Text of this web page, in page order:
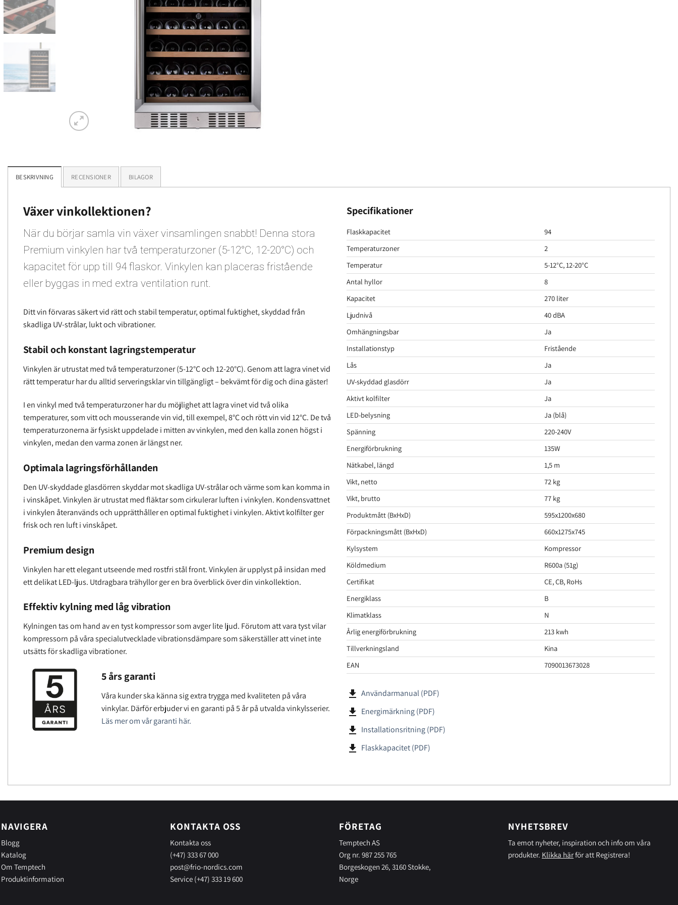
BESKRIVNING RECENSIONER BILAGOR
Växer vinkollektionen?
När du börjar samla vin växer vinsamlingen snabbt! Denna stora
Premium vinkylen har två temperaturzoner (5-12°C, 12-20°C) och
kapacitet för upp till 94 flaskor. Vinkylen kan placeras fristående
eller byggas in med extra ventilation runt.
Ditt vin förvaras säkert vid rätt och stabil temperatur, optimal fuktighet, skyddad från
skadliga UV-strålar, lukt och vibrationer.
Stabil och konstant lagringstemperatur
Vinkylen är utrustat med två temperaturzoner (5-12°C och 12-20°C). Genom att lagra vinet vid
rätt temperatur har du alltid serveringsklar vin tillgängligt – bekvämt för dig och dina gäster!
I en vinkyl med två temperaturzoner har du möjlighet att lagra vinet vid två olika
temperaturer, som vitt och mousserande vin vid, till exempel, 8°C och rött vin vid 12°C. De två
temperaturzonerna är fysiskt uppdelade i mitten av vinkylen, med den kalla zonen högst i
vinkylen, medan den varma zonen är längst ner.
Optimala lagringsförhållanden
Den UV-skyddade glasdörren skyddar mot skadliga UV-strålar och värme som kan komma in
i vinskåpet. Vinkylen är utrustat med fläktar som cirkulerar luften i vinkylen. Kondensvattnet
i vinkylen återanvänds och upprätthåller en optimal fuktighet i vinkylen. Aktivt kolfilter ger
frisk och ren luft i vinskåpet.
Premium design
Vinkylen har ett elegant utseende med rostfri stål front. Vinkylen är upplyst på insidan med
ett delikat LED-ljus. Utdragbara trähyllor ger en bra överblick över din vinkollektion.
Effektiv kylning med låg vibration
Kylningen tas om hand av en tyst kompressor som avger lite ljud. Förutom att vara tyst vilar
kompressorn på våra specialutvecklade vibrationsdämpare som säkerställer att vinet inte
utsätts för skadliga vibrationer.
5 års garanti
Våra kunder ska känna sig extra trygga med kvaliteten på våra
vinkylar. Därför erbjuder vi en garanti på 5 år på utvalda vinkylsserier.
Läs mer om vår garanti här.
Specifikationer
Flaskkapacitet
94
Temperaturzoner
2
Temperatur
5-12°C, 12-20°C
Antal hyllor
8
Kapacitet
270 liter
Ljudnivå
40 dBA
Omhängningsbar
Ja
Installationstyp
Fristående
Lås
Ja
UV-skyddad glasdörr
Ja
Aktivt kolfilter
Ja
LED-belysning
Ja (blå)
Spänning
220-240V
Energiförbrukning
135W
Nätkabel, längd
1,5 m
Vikt, netto
72 kg
Vikt, brutto
77 kg
Produktmått (BxHxD)
595x1200x680
Förpackningsmått (BxHxD)
660x1275x745
Kylsystem
Kompressor
Köldmedium
R600a (51g)
Certifikat
CE, CB, RoHs
Energiklass
B
Klimatklass
N
Årlig energiförbrukning
213 kwh
Tillverkningsland
Kina
EAN
7090013673028
file_download Användarmanual (PDF)
file_download Energimärkning (PDF)
file_download Installationsritning (PDF)
file_download Flaskkapacitet (PDF)
NAVIGERA
Blogg
Katalog
Om Temptech
Produktinformation
KONTAKTA OSS
Kontakta oss
(+47) 333 67 000
post@frio-nordics.com
Service (+47) 333 19 600
FÖRETAG
Temptech AS
Org nr. 987 255 765
Borgeskogen 26, 3160 Stokke,
Norge
NYHETSBREV
Ta emot nyheter, inspiration och info om våra
produkter. Klikka härför att Registrera!